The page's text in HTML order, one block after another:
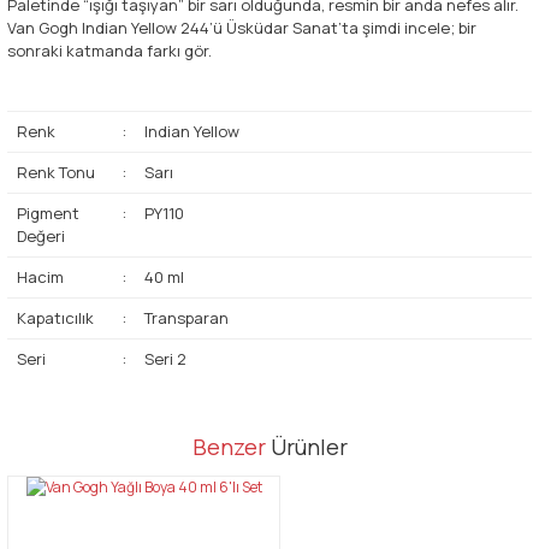
Paletinde “ışığı taşıyan” bir sarı olduğunda, resmin bir anda nefes alır.
Van Gogh Indian Yellow 244’ü Üsküdar Sanat’ta şimdi incele; bir
sonraki katmanda farkı gör.
Renk :
Indian Yellow
Renk Tonu
:
Sarı
Pigment
Değeri
: PY110
Hacim :
40 ml
Kapatıcılık
:
Transparan
Seri
: Seri 2
Bu ürüne ilk yorumu siz yapın!
Bu ürünün fiyat bilgisi, resim, ürün açıklamalarında ve diğer
tarafımıza iletebilirsiniz.
Benzer Ürünler